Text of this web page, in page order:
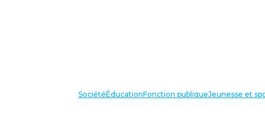
SociétéÉducationFonction publiqueJeunesse et